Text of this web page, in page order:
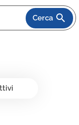
Cerca search